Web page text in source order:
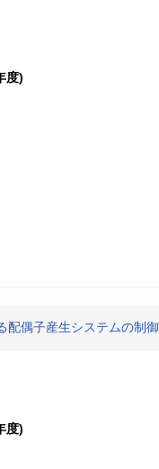
度)
配偶子産生システムの制御
度)